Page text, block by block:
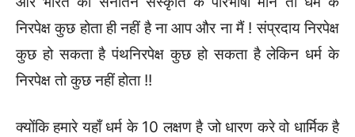
निरपेक्ष कुछ होता ही नहीं है ना आप और ना मैं ! संप्रदाय निरपेक्ष
कुछ हो सकता है पंथनिरपेक्ष कुछ हो सकता है लेकिन धर्म के
निरपेक्ष तो कुछ नहीं होता !!
क्योंकि हमारे यहाँ धर्म के 10 लक्षण है जो धारण करे वो धार्मिक है